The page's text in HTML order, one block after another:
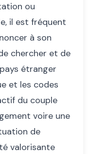
ou
il est fréquent
à son
chercher et de
étranger
et les codes
du couple
voire une
de
valorisante